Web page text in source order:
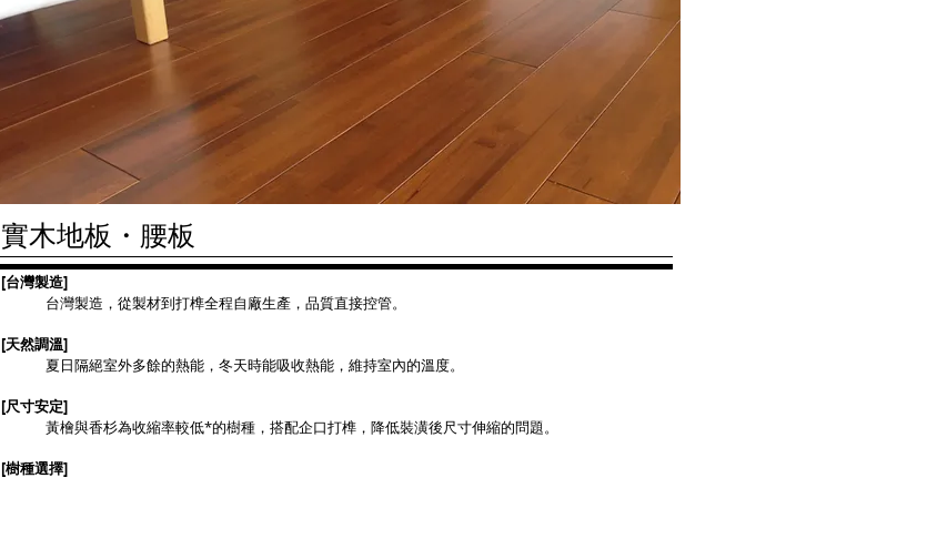
實木地板・腰板
[台灣製造]
台灣製造，從製材到打榫全程自廠生產，品質直接控管。
[天然調溫]
夏日隔絕室外多餘的熱能，冬天時能吸收熱能，維持室內的溫度。
[尺寸安定]
黃檜與香杉為收縮率較低*的樹種，搭配企口打榫，降低裝潢後尺寸伸縮的問題。
[樹種選擇]